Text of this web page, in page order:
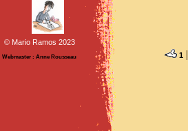
© Mario Ramos 2023
Webmaster : Anne Rousseau 1 |